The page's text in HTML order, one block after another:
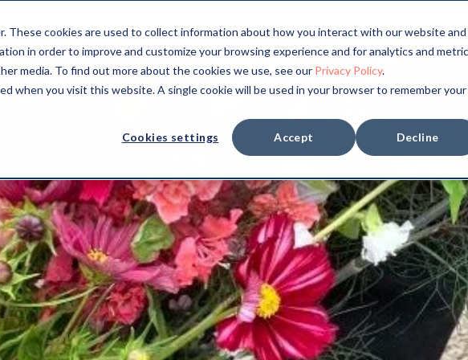
These cookies are used to collect information about how you interact with our website and
in order to improve and customize your browsing experience and for analytics and
media. To find out more about the cookies we use, see our Privacy Policy.
when you visit this website. A single cookie will be used in your browser to remember your
Cookies settings Accept Decline